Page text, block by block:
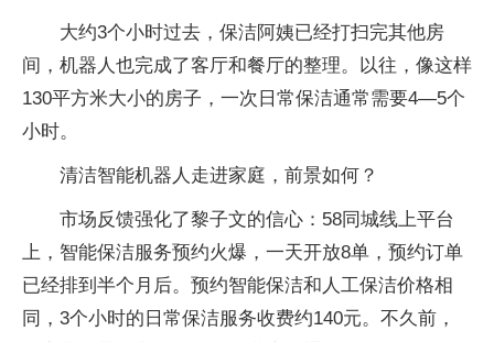
大约3个小时过去，保洁阿姨已经打扫完其他房
间，机器人也完成了客厅和餐厅的整理。以往，像这样
130平方米大小的房子，一次日常保洁通常需要4—5个
小时。
清洁智能机器人走进家庭，前景如何？
市场反馈强化了黎子文的信心：58同城线上平台
上，智能保洁服务预约火爆，一天开放8单，预约订单
已经排到半个月后。预约智能保洁和人工保洁价格相
同，3个小时的日常保洁服务收费约140元。不久前，